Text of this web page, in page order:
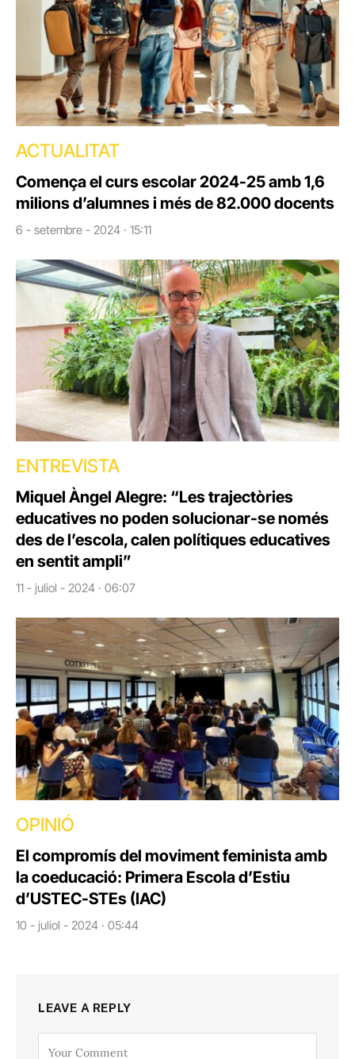
ACTUALITAT
Comença el curs escolar 2024-25 amb 1,6
milions d’alumnes i més de 82.000 docents
6 - setembre - 2024 · 15:11
ENTREVISTA
Miquel Àngel Alegre: “Les trajectòries
educatives no poden solucionar-se només
des de l’escola, calen polítiques educatives
en sentit ampli”
11 - juliol - 2024 · 06:07
OPINIÓ
El compromís del moviment feminista amb
la coeducació: Primera Escola d’Estiu
d’USTEC-STEs (IAC)
10 - juliol - 2024 · 05:44
LEAVE A REPLY